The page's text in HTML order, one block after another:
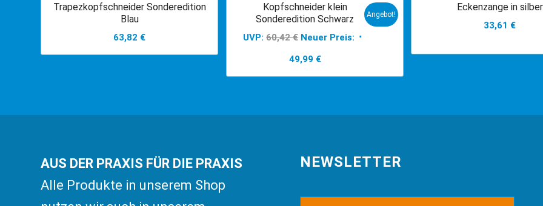
Trapezkopfschneider Sonderedition
Blau
63,82 €
Kopfschneider klein
Sonderedition Schwarz
UVP: 60,42€ Ursprünglicher
war:
60,42 €
Neuer Preis:
49,99 €Aktueller
Angebot!
Eckenzange in silber
33,61 €
AUS DER PRAXIS FÜR DIE PRAXIS
Alle Produkte in unserem Shop
NEWSLETTER